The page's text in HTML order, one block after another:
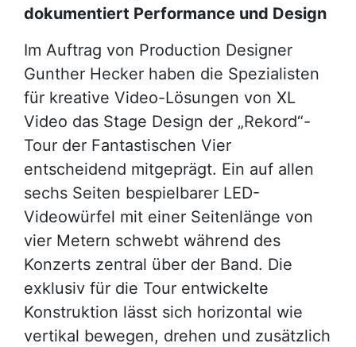
dokumentiert Performance und Design
Im Auftrag von Production Designer
Gunther Hecker haben die Spezialisten
für kreative Video-Lösungen von XL
Video das Stage Design der „Rekord“-
Tour der Fantastischen Vier
entscheidend mitgeprägt. Ein auf allen
sechs Seiten bespielbarer LED-
Videowürfel mit einer Seitenlänge von
vier Metern schwebt während des
Konzerts zentral über der Band. Die
exklusiv für die Tour entwickelte
Konstruktion lässt sich horizontal wie
vertikal bewegen, drehen und zusätzlich